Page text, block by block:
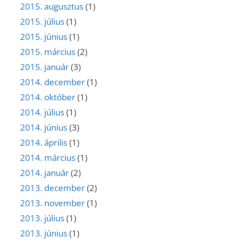
2015. augusztus(1)
2015. július(1)
2015. június(1)
2015. március(2)
2015. január(3)
2014. december(1)
2014. október(1)
2014. július(1)
2014. június(3)
2014. április(1)
2014. március(1)
2014. január(2)
2013. december(2)
2013. november(1)
2013. július(1)
2013. június(1)